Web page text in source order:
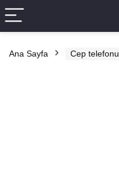
Ana Sayfa Cep telefonu